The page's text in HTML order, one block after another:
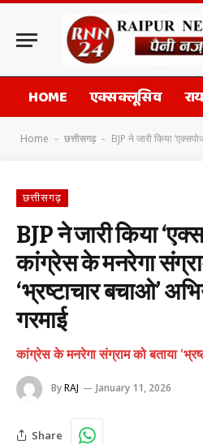
HOME एक्सक्लूसिव
Home - छत्तीसगढ़ - BJP ने जारी किया ‘एक्सपोज’ वीडियो: कांग्रेस
छत्तीसगढ़
BJP ने जारी किया
कांग्रेस के मनरेगा
‘भ्रष्टाचार बचाओ’
गरमाई
कांग्रेस के मनरेगा संग्राम को बताया
ByRAJ January 11, 2026
Share